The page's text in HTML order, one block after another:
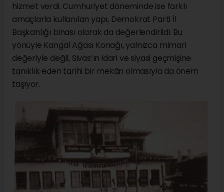
hizmet verdi. Cumhuriyet döneminde ise farklı
amaçlarla kullanılan yapı, Demokrat Parti İl
Başkanlığı binası olarak da değerlendirildi. Bu
yönüyle Kangal Ağası Konağı, yalnızca mimari
değeriyle değil, Sivas’ın idari ve siyasi geçmişine
tanıklık eden tarihi bir mekân olmasıyla da önem
taşıyor.